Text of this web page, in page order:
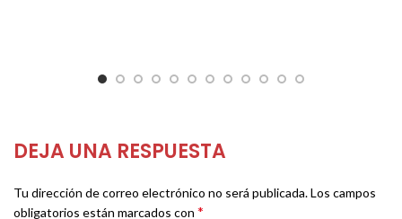
DEJA UNA RESPUESTA
Tu dirección de correo electrónico no será publicada.Los campos
obligatorios están marcados con *